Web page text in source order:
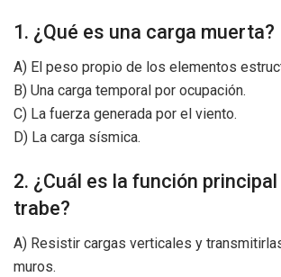
1. ¿Qué es una carga muerta?
A) El peso propio de los elementos
B) Una carga temporal por ocupación.
C) La fuerza generada por el viento.
D) La carga sísmica.
2. ¿Cuál es la función principal
trabe?
A) Resistir cargas verticales y
muros.